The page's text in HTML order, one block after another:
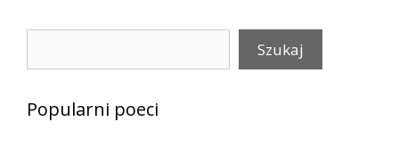
Szukaj
Popularni poeci